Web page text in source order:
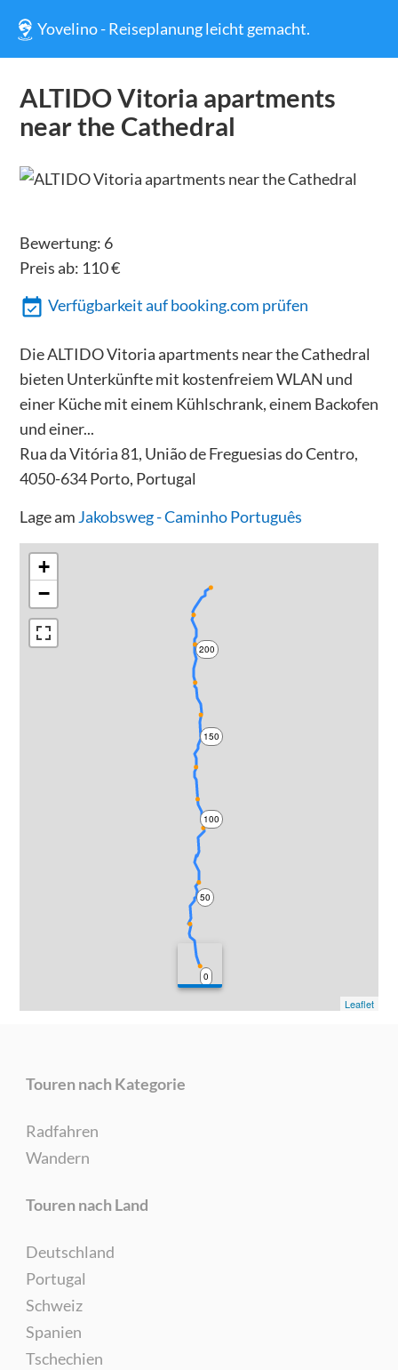
Yovelino - Reiseplanung leicht gemacht.
ALTIDO Vitoria apartments
near the Cathedral
Bewertung: 6
Preis ab: 110€
Verfügbarkeit auf booking.com prüfen
Die ALTIDO Vitoria apartments near the Cathedral
bieten Unterkünfte mit kostenfreiem WLAN und
einer Küche mit einem Kühlschrank, einem Backofen
und einer...
Rua da Vitória 81, União de Freguesias do Centro,
4050-634 Porto, Portugal
Lage am Jakobsweg - Caminho Português
0
50
100
150
200
+
−
Leaflet
Touren nach Kategorie
Radfahren
Wandern
Touren nach Land
Deutschland
Portugal
Schweiz
Spanien
Tschechien